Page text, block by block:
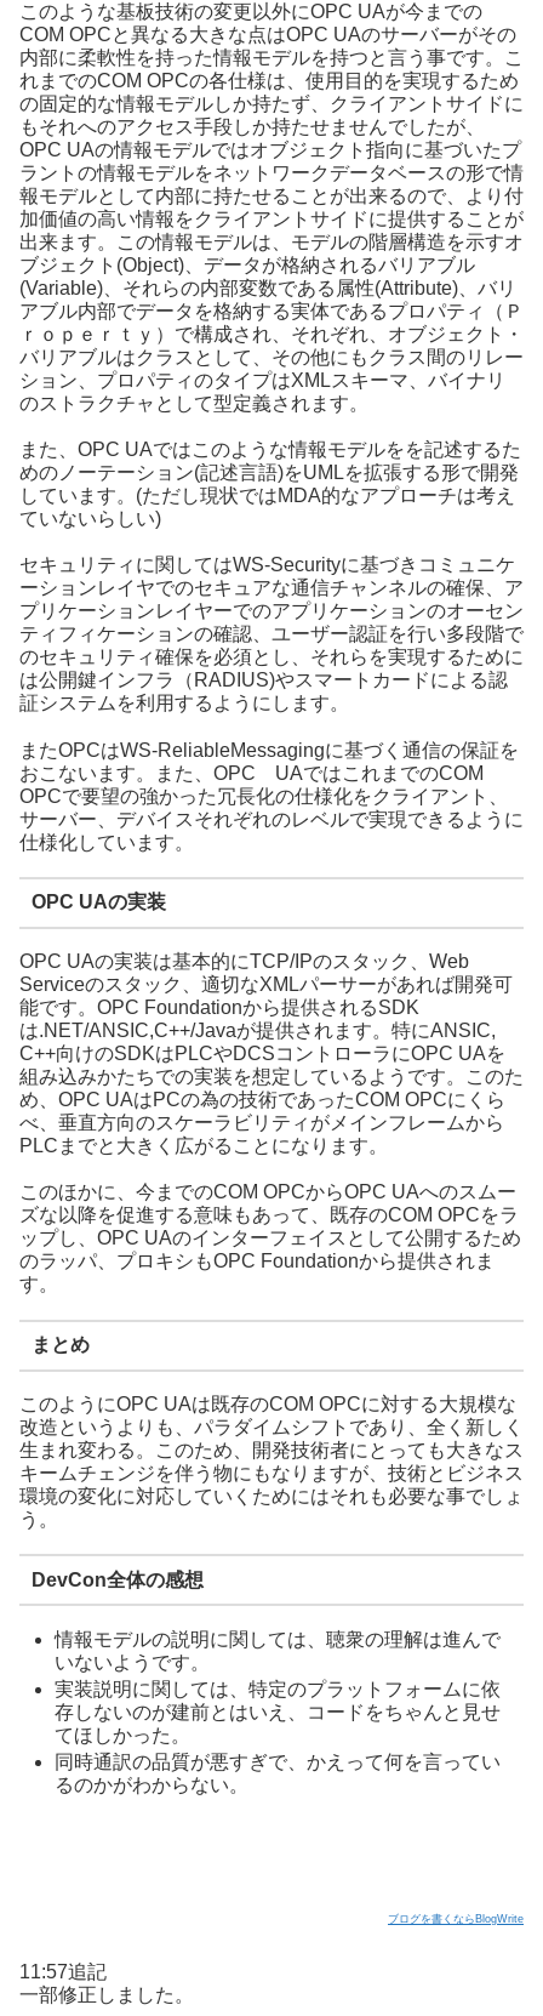
このような基板技術の変更以外にOPC UAが今までの
COM OPCと異なる大きな点はOPC UAのサーバーがその
内部に柔軟性を持った情報モデルを持つと言う事です。こ
れまでのCOM OPCの各仕様は、使用目的を実現するため
の固定的な情報モデルしか持たず、クライアントサイドに
もそれへのアクセス手段しか持たせませんでしたが、
OPC UAの情報モデルではオブジェクト指向に基づいたプ
ラントの情報モデルをネットワークデータベースの形で情
報モデルとして内部に持たせることが出来るので、より付
加価値の高い情報をクライアントサイドに提供することが
出来ます。この情報モデルは、モデルの階層構造を示すオ
ブジェクト(Object)、データが格納されるバリアブル
(Variable)、それらの内部変数である属性(Attribute)、バリ
アブル内部でデータを格納する実体であるプロパティ（Ｐ
ｒｏｐｅｒｔｙ）で構成され、それぞれ、オブジェクト・
バリアブルはクラスとして、その他にもクラス間のリレー
ション、プロパティのタイプはXMLスキーマ、バイナリ
のストラクチャとして型定義されます。
また、OPC UAではこのような情報モデルをを記述するた
めのノーテーション(記述言語)をUMLを拡張する形で開発
しています。(ただし現状ではMDA的なアプローチは考え
ていないらしい)
セキュリティに関してはWS-Securityに基づきコミュニケ
ーションレイヤでのセキュアな通信チャンネルの確保、ア
プリケーションレイヤーでのアプリケーションのオーセン
ティフィケーションの確認、ユーザー認証を行い多段階で
のセキュリティ確保を必須とし、それらを実現するために
は公開鍵インフラ（RADIUS)やスマートカードによる認
証システムを利用するようにします。
またOPCはWS-ReliableMessagingに基づく通信の保証を
おこないます。また、OPC UAではこれまでのCOM
OPCで要望の強かった冗長化の仕様化をクライアント、
サーバー、デバイスそれぞれのレベルで実現できるように
仕様化しています。
OPC UAの実装
OPC UAの実装は基本的にTCP/IPのスタック、Web
Serviceのスタック、適切なXMLパーサーがあれば開発可
能です。OPC Foundationから提供されるSDK
は.NET/ANSIC,C++/Javaが提供されます。特にANSIC,
C++向けのSDKはPLCやDCSコントローラにOPC UAを
組み込みかたちでの実装を想定しているようです。このた
め、OPC UAはPCの為の技術であったCOM OPCにくら
べ、垂直方向のスケーラビリティがメインフレームから
PLCまでと大きく広がることになります。
このほかに、今までのCOM OPCからOPC UAへのスムー
ズな以降を促進する意味もあって、既存のCOM OPCをラ
ップし、OPC UAのインターフェイスとして公開するため
のラッパ、プロキシもOPC Foundationから提供されま
す。
まとめ
このようにOPC UAは既存のCOM OPCに対する大規模な
改造というよりも、パラダイムシフトであり、全く新しく
生まれ変わる。このため、開発技術者にとっても大きなス
キームチェンジを伴う物にもなりますが、技術とビジネス
環境の変化に対応していくためにはそれも必要な事でしょ
う。
DevCon全体の感想
情報モデルの説明に関しては、聴衆の理解は進んで
いないようです。
実装説明に関しては、特定のプラットフォームに依
存しないのが建前とはいえ、コードをちゃんと見せ
てほしかった。
同時通訳の品質が悪すぎで、かえって何を言ってい
るのかがわからない。
ブログを書くならBlogWrite
11:57追記
一部修正しました。